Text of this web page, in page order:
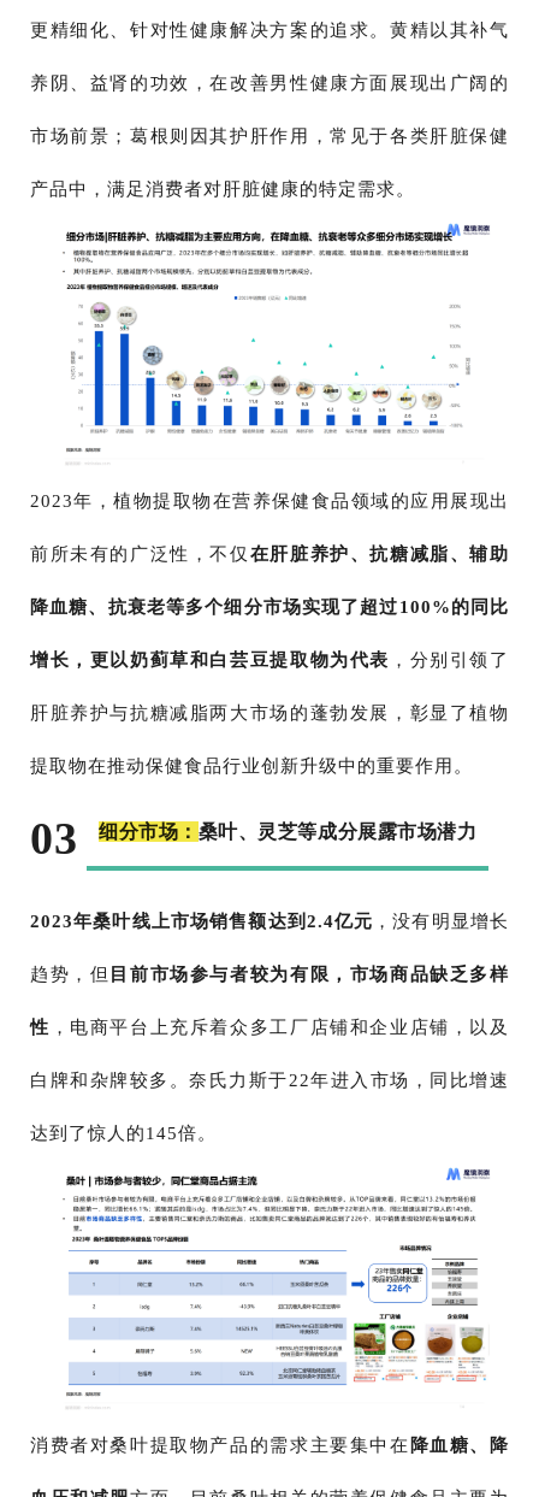
更精细化、针对性健康解决方案的追求。黄精以其补气
养阴、益肾的功效，在改善男性健康方面展现出广阔的
市场前景；葛根则因其护肝作用，常见于各类肝脏保健
产品中，满足消费者对肝脏健康的特定需求。
2023年，植物提取物在营养保健食品领域的应用展现出
前所未有的广泛性，不仅 在肝脏养护、抗糖减脂、辅助
降血糖、抗衰老等多个细分市场实现了超过100%的同比
增长，更以奶蓟草和白芸豆提取物为代表 ，分别引领了
肝脏养护与抗糖减脂两大市场的蓬勃发展，彰显了植物
提取物在推动保健食品行业创新升级中的重要作用。
03 细分市场： 桑叶、灵芝等成分展露市场潜力
2023年桑叶线上市场销售额达到2.4亿元 ，没有明显增长
趋势，但 目前市场参与者较为有限，市场商品缺乏多样
性 ，电商平台上充斥着众多工厂店铺和企业店铺，以及
白牌和杂牌较多。奈氏力斯于22年进入市场，同比增速
达到了惊人的145倍。
消费者对桑叶提取物产品的需求主要集中在 降血糖、降